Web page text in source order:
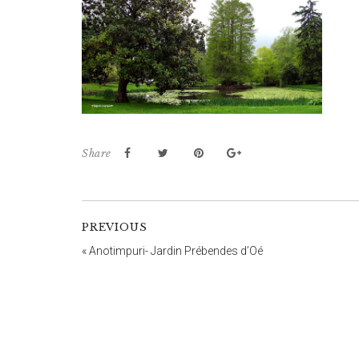
Share
PREVIOUS
«Anotimpuri- Jardin Prébendes d’Oé